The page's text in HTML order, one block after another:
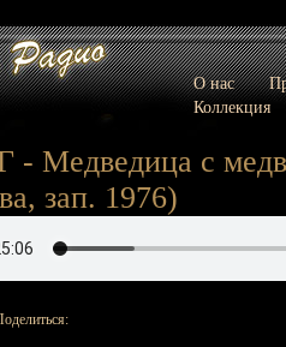
О нас
Коллекция
Медведица с
зап. 1976)